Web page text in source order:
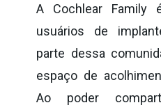
A Cochlear
usuários de
parte dessa
espaço de
Ao poder